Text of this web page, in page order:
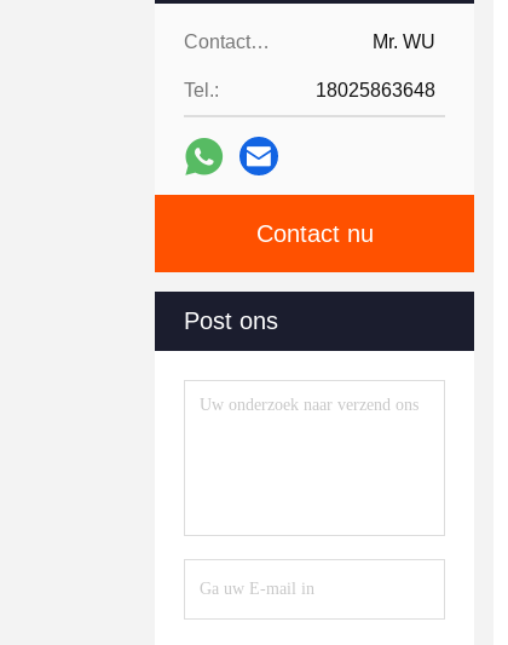
Contacten: Mr. WU
Tel.: 18025863648
Contact nu
Post ons